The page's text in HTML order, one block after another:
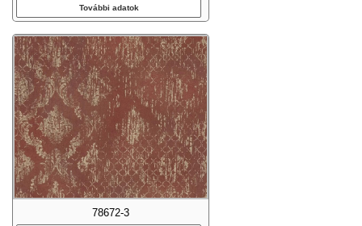
További adatok
78672-3